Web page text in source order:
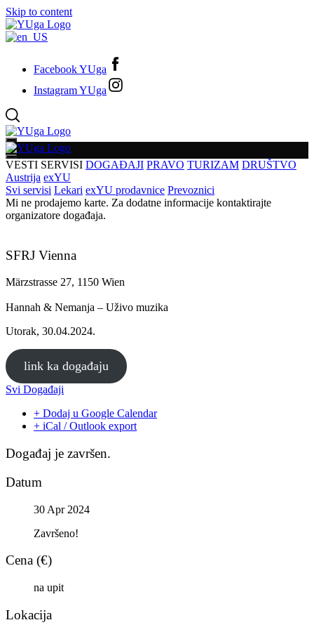
Skip to content
Facebook YUga
Instagram YUga
VESTI SERVISI DOGAĐAJI PRAVO TURIZAM DRUŠTVO
Austrija exYU
Svi servisi Lekari exYU prodavnice Prevoznici
Mi ne prodajemo karte. Za dodatne informacije kontaktirajte
organizatore događaja.
SFRJ Vienna
Märzstrasse 27, 1150 Wien
Hannah & Nemanja – Uživo muzika
Utorak, 30.04.2024.
link ka događaju
Svi Događaji
+ Dodaj u Google Calendar
+ iCal / Outlook export
Događaj je završen.
Datum
30 Apr 2024
Završeno!
Cena (€)
na upit
Lokacija